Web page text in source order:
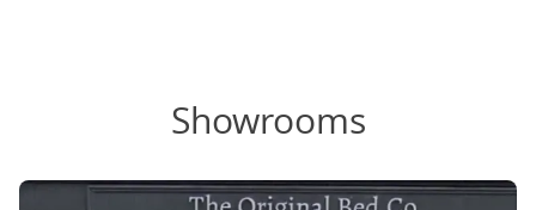
Showrooms